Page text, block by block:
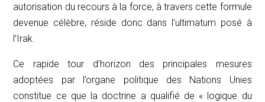
autorisation du recours à la force, à travers cette formule
devenue célèbre, réside donc dans l’ultimatum posé à
l’Irak.
Ce rapide tour d’horizon des principales mesures
adoptées par l’organe politique des Nations Unies
constitue ce que la doctrine a qualifié de « logique du